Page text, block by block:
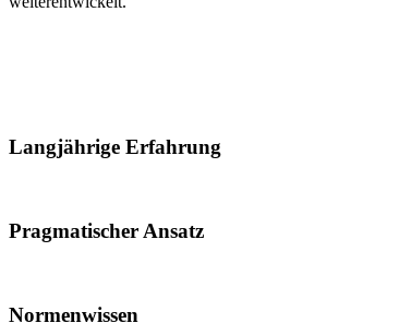
Langjährige Erfahrung
Pragmatischer Ansatz
Normenwissen